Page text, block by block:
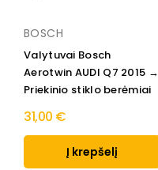
BOSCH
Valytuvai Bosch
Aerotwin AUDI Q7 2015 →
Priekinio stiklo berėmiai
31,00 €
Į krepšelį